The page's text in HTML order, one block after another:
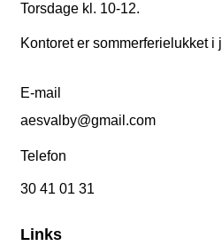
Torsdage kl. 10-12.
Kontoret er sommerferielukket i
E-mail
aesvalby@gmail.com
Telefon
30 41 01 31
Links